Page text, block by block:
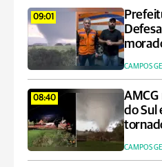
09:01
CAMPOS
08:40
AMCG
do Sul
CAMPOS